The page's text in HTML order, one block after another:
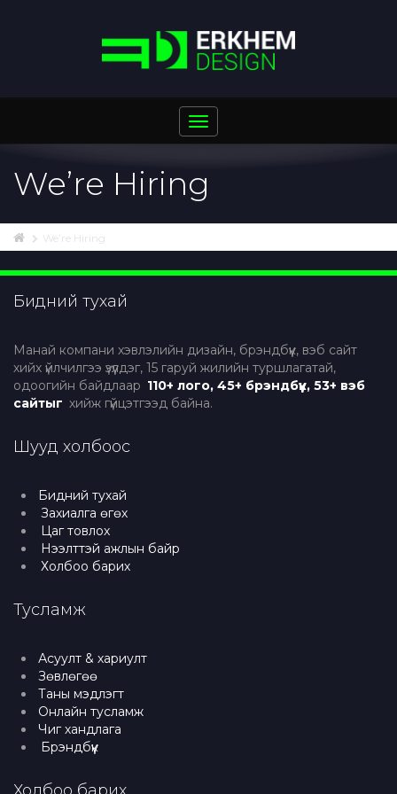
Toggle
navigation
We’re Hiring
We’re Hiring
Бидний тухай
Манай компани хэвлэлийн дизайн, брэндбүүк, вэб сайт
хийх үйлчилгээ үзүүлдэг, 15 гаруй жилийн туршлагатай,
одоогийн байдлаар 110+ лого, 45+ брэндбүүк, 53+ вэб
сайтыг хийж гүйцэтгээд байна.
Шууд холбоос
Бидний тухай
Захиалга өгөх
Цаг товлох
Нээлттэй ажлын байр
Холбоо барих
Тусламж
Асуулт & хариулт
Зөвлөгөө
Таны мэдлэгт
Онлайн тусламж
Чиг хандлага
Брэндбүүк